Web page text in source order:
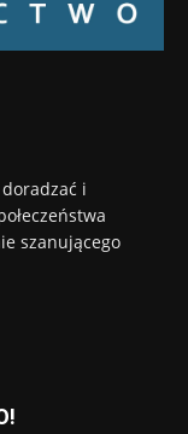
i
szanującego